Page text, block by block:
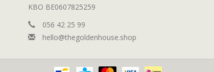
KBO BE0607825259
056 42 25 99
hello@thegoldenhouse.shop